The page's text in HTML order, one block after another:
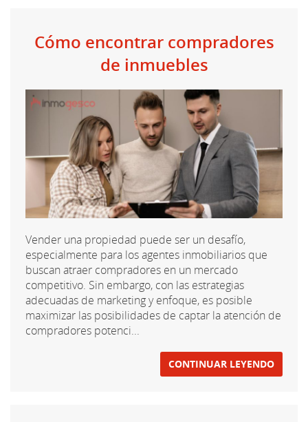
Cómo encontrar compradores
de inmuebles
Vender una propiedad puede ser un desafío,
especialmente para los agentes inmobiliarios que
buscan atraer compradores en un mercado
competitivo. Sin embargo, con las estrategias
adecuadas de marketing y enfoque, es posible
maximizar las posibilidades de captar la atención de
compradores potenci...
CONTINUAR LEYENDO